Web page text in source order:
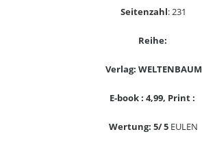
Seitenzahl: 231
Reihe:
Verlag: WELTENBAUM
E-book : 4,99, Print :
Wertung: 5/ 5 EULEN